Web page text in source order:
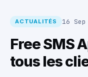
ACTUALITÉS 16 Sep
Free SMS
tous les